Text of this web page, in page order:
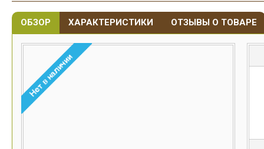
ОБЗОР ХАРАКТЕРИСТИКИ ОТЗЫВЫ О ТОВАРЕ